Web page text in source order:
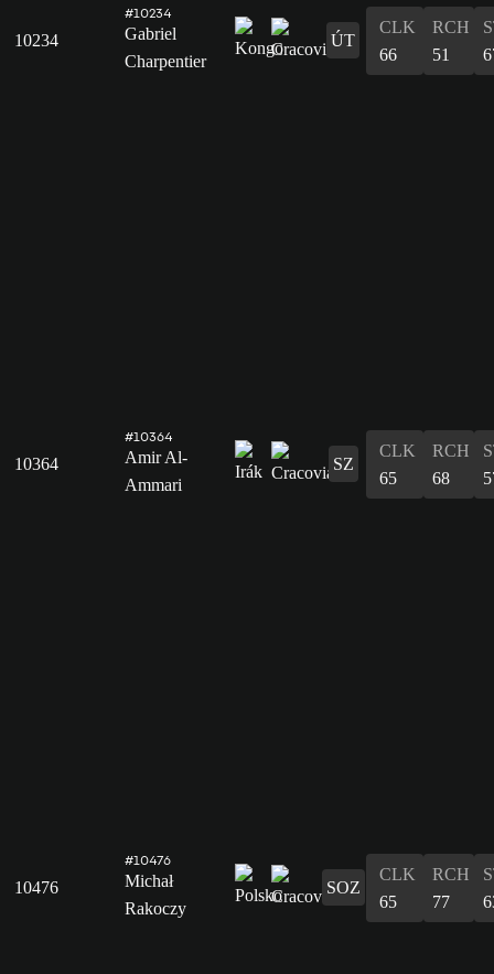
10234
#10234
Gabriel
Charpentier
ÚT
CLK
66
RCH
51
10364
#10364
Amir Al-
Ammari
SZ
CLK
65
RCH
68
10476
#10476
Michał
Rakoczy
SOZ
CLK
65
RCH
77